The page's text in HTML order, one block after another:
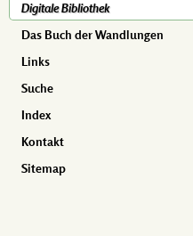
Digitale Bibliothek
Das Buch der Wandlungen
Links
Suche
Index
Kontakt
Sitemap